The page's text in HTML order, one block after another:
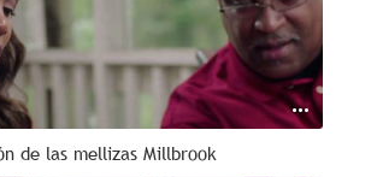
de las mellizas Millbrook